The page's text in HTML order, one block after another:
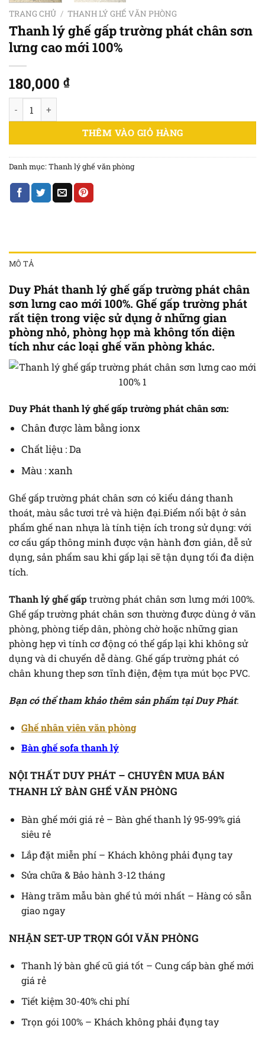
TRANG CHỦ / THANH LÝ GHẾ VĂN PHÒNG
Thanh lý ghế gấp trường phát chân sơn
lưng cao mới 100%
180,000 ₫
Thanh lý ghế gấp trường phát chân sơn lưng cao mới 100% số
THÊM VÀO GIỎ HÀNG
Danh mục:Thanh lý ghế văn phòng
MÔ TẢ
Duy Phát thanh lý ghế gấp trường phát chân
sơn lưng cao mới 100%. Ghế gấp trường phát
rất tiện trong việc sử dụng ở những gian
phòng nhỏ, phòng họp mà không tốn diện
tích như các loại ghế văn phòng khác.
Duy Phát thanh lý ghế gấp trường phát chân sơn:
Chân được làm bằng ionx
Chất liệu : Da
Màu : xanh
Ghế gấp trường phát chân sơn có kiểu dáng thanh
thoát, màu sắc tươi trẻ và hiện đại.Điểm nổi bật ở sản
phẩm ghế nan nhựa là tính tiện ích trong sử dụng: với
cơ cấu gấp thông minh được vận hành đơn giản, dễ sử
dụng, sản phẩm sau khi gấp lại sẽ tận dụng tối đa diện
tích.
Thanh lý ghế gấptrường phát chân sơn lưng mới 100%.
Ghế gấp trường phát chân sơn thường được dùng ở văn
phòng, phòng tiếp dân, phòng chờ hoặc những gian
phòng hẹp vì tính cơ động có thể gấp lại khi không sử
dụng và di chuyển dễ dàng. Ghế gấp trường phát có
chân khung thep sơn tĩnh điện, đệm tựa mút bọc PVC.
Bạn có thể tham khảo thêm sản phẩm tại Duy Phát:
Ghế nhân viên văn phòng
Bàn ghế sofa thanh lý
NỘI THẤT DUY PHÁT – CHUYÊN MUA BÁN
THANH LÝ BÀN GHẾ VĂN PHÒNG
Bàn ghế mới giá rẻ – Bàn ghế thanh lý 95-99% giá
siêu rẻ
Lắp đặt miễn phí – Khách không phải đụng tay
Sửa chữa & Bảo hành 3-12 tháng
Hàng trăm mẫu bàn ghế tủ mới nhất – Hàng có sẵn
giao ngay
NHẬN SET-UP TRỌN GÓI VĂN PHÒNG
Thanh lý bàn ghế cũ giá tốt – Cung cấp bàn ghế mới
giá rẻ
Tiết kiệm 30-40% chi phí
Trọn gói 100% – Khách không phải đụng tay